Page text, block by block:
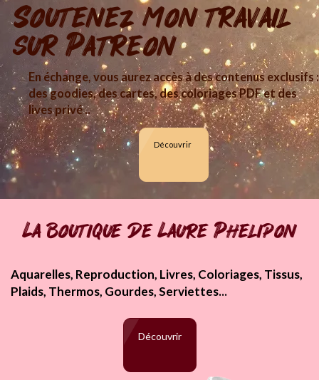
Soutenez mon travail
sur Patreon
En échange, vous aurez accès à des contenus exclusifs :
des goodies, des cartes, des coloriages PDF et des
lives privé ..
Découvrir
La boutique de Laure Phelipon
Aquarelles, Reproduction, Livres, Coloriages, Tissus,
Plaids, Thermos, Gourdes, Serviettes...
Découvrir